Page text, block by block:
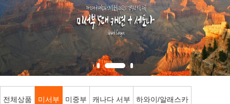
전체상품 미서부 미중부 캐나다 서부 하와이/알래스카